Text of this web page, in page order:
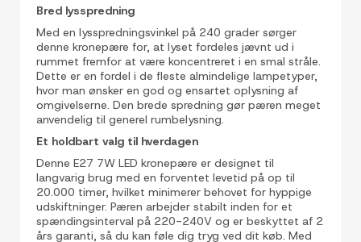
Bred lysspredning
Med en lysspredningsvinkel på 240 grader sørger
denne kronepære for, at lyset fordeles jævnt ud i
rummet fremfor at være koncentreret i en smal stråle.
Dette er en fordel i de fleste almindelige lampetyper,
hvor man ønsker en god og ensartet oplysning af
omgivelserne. Den brede spredning gør pæren meget
anvendelig til generel rumbelysning.
Et holdbart valg til hverdagen
Denne E27 7W LED kronepære er designet til
langvarig brug med en forventet levetid på op til
20.000 timer, hvilket minimerer behovet for hyppige
udskiftninger. Pæren arbejder stabilt inden for et
spændingsinterval på 220-240V og er beskyttet af 2
års garanti, så du kan føle dig tryg ved dit køb. Med